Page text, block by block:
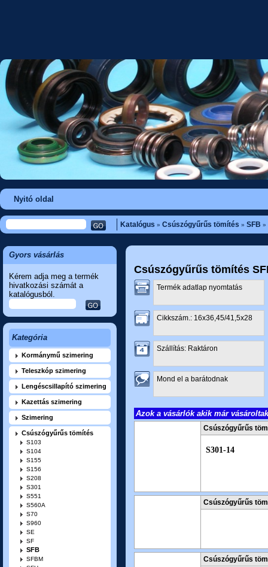
Nyitó oldal
Katalógus » Csúszógyűrűs tömítés » SFB »
Gyors vásárlás
Kérem adja meg a termék
hivatkozási számát a
katalógusból.
Kategória
Kormánymű szimering
Teleszkóp szimering
Lengéscsillapító szimering
Kazettás szimering
Szimering
Csúszógyűrűs tömítés
S103
S104
S155
S156
S208
S301
S551
S560A
S70
S960
SE
SF
SFB
SFBM
Csúszógyűrűs tömítés
Termék adatlap nyomtatás
Cikkszám.: 16x36,45/41,5x28
Szállítás: Raktáron
Mond el a barátodnak
Azok a vásárlók akik már
Csúszógyűrűs
S301-14
Csúszógyűrűs
Csúszógyűrűs